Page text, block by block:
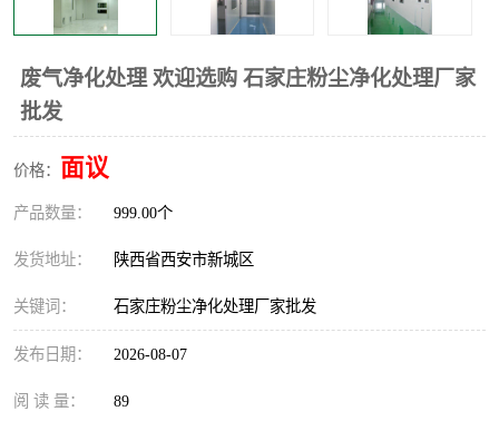
废气净化处理 欢迎选购 石家庄粉尘净化处理厂家
批发
价格： 面议
产品数量： 999.00个
发货地址： 陕西省西安市新城区
关键词： 石家庄粉尘净化处理厂家批发
发布日期： 2026-08-07
阅 读 量： 89